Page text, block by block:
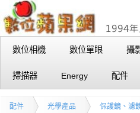
數位相機 數位單眼 攝
掃描器 Energy 配件
配件 光學產品 保護鏡、濾